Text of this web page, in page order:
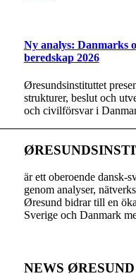
Ny analys: Danmarks
beredskap 2026
Øresundsinstituttet
strukturer, beslut och
och civilförsvar i
är ett oberoende dansk-
genom analyser,
Øresund bidrar till en
Sverige och Danmark
NEWS ØRESUND